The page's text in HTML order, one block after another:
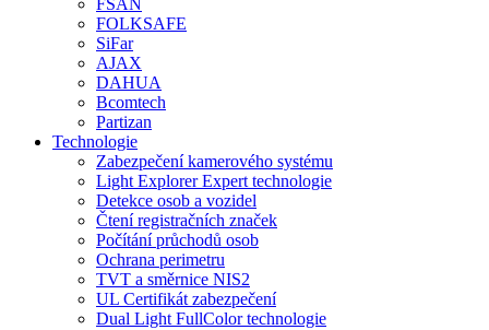
FSAN
FOLKSAFE
SiFar
AJAX
DAHUA
Bcomtech
Partizan
Technologie
Zabezpečení kamerového systému
Light Explorer Expert technologie
Detekce osob a vozidel
Čtení registračních značek
Počítání průchodů osob
Ochrana perimetru
TVT a směrnice NIS2
UL Certifikát zabezpečení
Dual Light FullColor technologie